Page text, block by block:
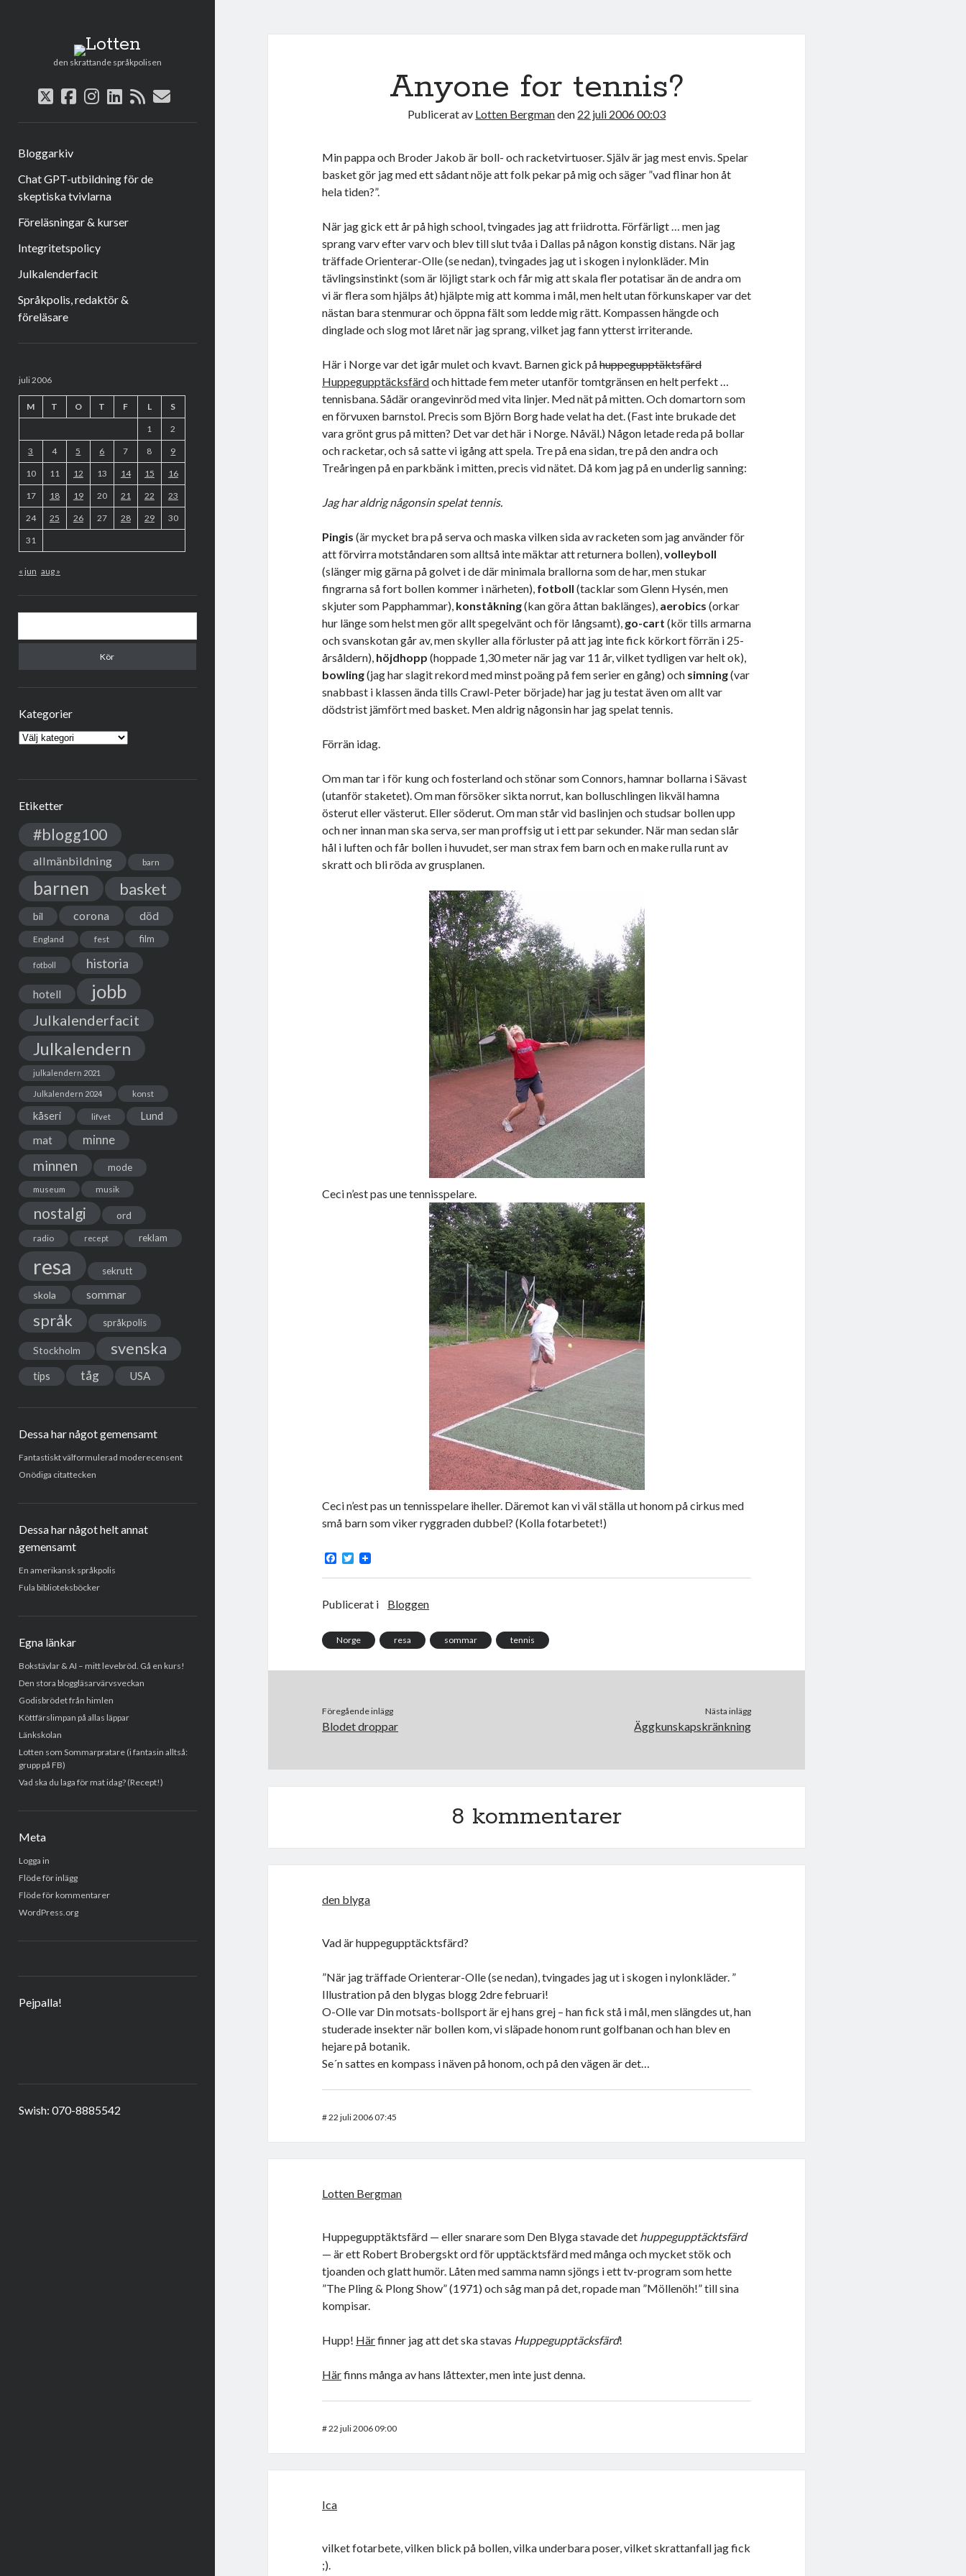
Lotten
den skrattande språkpolisen
twitter
facebook
instagram
linkedin
rsse-
Bloggarkiv
Chat GPT-utbildning för de
skeptiska tvivlarna
Föreläsningar & kurser
Integritetspolicy
Julkalenderfacit
Språkpolis, redaktör &
föreläsare
juli 2006
M T O T F L S
1 2
3 4 5 6 7 8 9
10 11 12 13 14 15 16
17 18 19 20 21 22 23
24 25 26 27 28 29 30
31
« jun aug »
Kategorier
Kategorier
Etiketter
#blogg100
allmänbildning barn
barnen basket
bil corona död
England fest film
fotboll historia
hotell jobb
Julkalenderfacit
Julkalendern
julkalendern 2021
Julkalendern 2024 konst
kåseri lifvet Lund
mat minne
minnen mode
museum musik
nostalgi ord
radio recept reklam
resa sekrutt
skola sommar
språk språkpolis
Stockholm svenska
tips tåg USA
Dessa har något gemensamt
Fantastiskt välformulerad moderecensent
Onödiga citattecken
Dessa har något helt annat
gemensamt
En amerikansk språkpolis
Fula biblioteksböcker
Egna länkar
Bokstävlar & AI – mitt levebröd. Gå en kurs!
Den stora bloggläsarvärvsveckan
Godisbrödet från himlen
Köttfärslimpan på allas läppar
Länkskolan
Lotten som Sommarpratare (i fantasin alltså:
grupp på FB)
Vad ska du laga för mat idag? (Recept!)
Meta
Logga in
Flöde för inlägg
Flöde för kommentarer
WordPress.org
Pejpalla!
Swish: 070-8885542
Anyone for tennis?
Publicerat av Lotten Bergmanden 22 juli 2006 00:03
Min pappa och Broder Jakob är boll- och racketvirtuoser. Själv är jag mest envis. Spelar
basket gör jag med ett sådant nöje att folk pekar på mig och säger ”vad flinar hon åt
hela tiden?”.
När jag gick ett år på high school, tvingades jag att friidrotta. Förfärligt … men jag
sprang varv efter varv och blev till slut tvåa i Dallas på någon konstig distans. När jag
träffade Orienterar-Olle (se nedan), tvingades jag ut i skogen i nylonkläder. Min
tävlingsinstinkt (som är löjligt stark och får mig att skala fler potatisar än de andra om
vi är flera som hjälps åt) hjälpte mig att komma i mål, men helt utan förkunskaper var det
nästan bara stenmurar och öppna fält som ledde mig rätt. Kompassen hängde och
dinglade och slog mot låret när jag sprang, vilket jag fann ytterst irriterande.
Här i Norge var det igår mulet och kvavt. Barnen gick påhuppegupptäktsfärd
Huppegupptäcksfärdoch hittade fem meter utanför tomtgränsen en helt perfekt …
tennisbana. Sådär orangevinröd med vita linjer. Med nät på mitten. Och domartorn som
en förvuxen barnstol. Precis som Björn Borg hade velat ha det. (Fast inte brukade det
vara grönt grus på mitten? Det var det här i Norge. Nåväl.) Någon letade reda på bollar
och racketar, och så satte vi igång att spela. Tre på ena sidan, tre på den andra och
Treåringen på en parkbänk i mitten, precis vid nätet. Då kom jag på en underlig sanning:
Jag har aldrig någonsin spelat tennis.
Pingis (är mycket bra på serva och maska vilken sida av racketen som jag använder för
att förvirra motståndaren som alltså inte mäktar att returnera bollen),volleyboll
(slänger mig gärna på golvet i de där minimala brallorna som de har, men stukar
fingrarna så fort bollen kommer i närheten), fotboll (tacklar som Glenn Hysén, men
skjuter som Papphammar), konståkning(kan göra åttan baklänges), aerobics (orkar
hur länge som helst men gör allt spegelvänt och för långsamt), go-cart (kör tills armarna
och svanskotan går av, men skyller alla förluster på att jag inte fick körkort förrän i 25-
årsåldern), höjdhopp (hoppade 1,30 meter när jag var 11 år, vilket tydligen var helt ok),
bowling(jag har slagit rekord med minst poäng på fem serier en gång) och simning(var
snabbast i klassen ända tills Crawl-Peter började) har jag ju testat även om allt var
dödstrist jämfört med basket. Men aldrig någonsin har jag spelat tennis.
Förrän idag.
Om man tar i för kung och fosterland och stönar som Connors, hamnar bollarna i Sävast
(utanför staketet). Om man försöker sikta norrut, kan bolluschlingen likväl hamna
österut eller västerut. Eller söderut. Om man står vid baslinjen och studsar bollen upp
och ner innan man ska serva, ser man proffsig ut i ett par sekunder. När man sedan slår
hål i luften och får bollen i huvudet, ser man strax fem barn och en make rulla runt av
skratt och bli röda av grusplanen.
Ceci n’est pas une tennisspelare.
Ceci n’est pas un tennisspelare iheller. Däremot kan vi väl ställa ut honom på cirkus med
små barn som viker ryggraden dubbel? (Kolla fotarbetet!)
F
c
b
k
T
i
t
Publicerat i Bloggen
Norge resa sommar tennis
Föregående inlägg
Blodet droppar
Nästa inlägg
Äggkunskapskränkning
8 kommentarer
den blyga
Vad är huppegupptäcktsfärd?
”När jag träffade Orienterar-Olle (se nedan), tvingades jag ut i skogen i nylonkläder. ”
Illustration på den blygas blogg 2dre februari!
O-Olle var Din motsats-bollsport är ej hans grej – han fick stå i mål, men slängdes ut, han
studerade insekter när bollen kom, vi släpade honom runt golfbanan och han blev en
hejare på botanik.
Se´n sattes en kompass i näven på honom, och på den vägen är det…
#22 juli 2006 07:45
Lotten Bergman
Huppegupptäktsfärd — eller snarare som Den Blyga stavade det huppegupptäcktsfärd
— är ett Robert Brobergskt ord för upptäcktsfärd med många och mycket stök och
tjoanden och glatt humör. Låten med samma namn sjöngs i ett tv-program som hette
”The Pling & Plong Show” (1971) och såg man på det, ropade man ”Möllenöh!” till sina
kompisar.
Hupp! Härfinner jag att det ska stavas Huppegupptäcksfärd!
Härfinns många av hans låttexter, men inte just denna.
#22 juli 2006 09:00
Ica
vilket fotarbete, vilken blick på bollen, vilka underbara poser, vilket skrattanfall jag fick
;).